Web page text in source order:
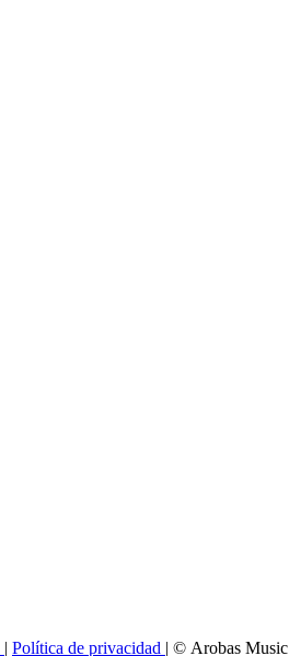
| Política de privacidad | © Arobas Music